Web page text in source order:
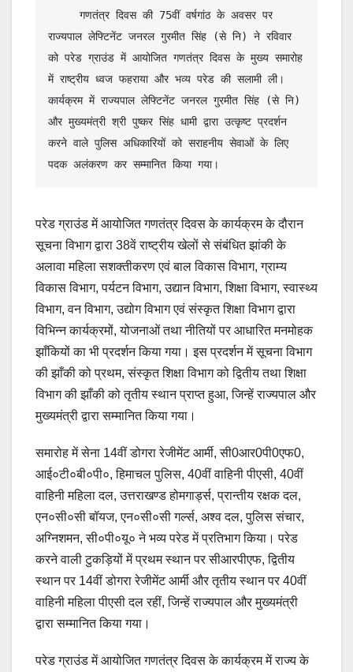
राज्यपाल लेफ्टिनेंट जनरल गुरमीत सिंह (से नि) ने रविवार
को परेड ग्राउंड में आयोजित गणतंत्र दिवस के मुख्य समारोह
में राष्ट्रीय ध्वज फहराया और भव्य परेड की सलामी ली।
कार्यक्रम में राज्यपाल लेफ्टिनेंट जनरल गुरमीत सिंह (से नि)
और मुख्यमंत्री श्री पुष्कर सिंह धामी द्वारा उत्कृष्ट प्रदर्शन
करने वाले पुलिस अधिकारियों को सराहनीय सेवाओं के लिए
पदक अलंकरण कर सम्मानित किया गया।
परेड ग्राउंड में आयोजित गणतंत्र दिवस के कार्यक्रम के दौरान
सूचना विभाग द्वारा 38वें राष्ट्रीय खेलों से संबंधित झांकी के
अलावा महिला सशक्तीकरण एवं बाल विकास विभाग, ग्राम्य
विकास विभाग, पर्यटन विभाग, उद्यान विभाग, शिक्षा विभाग, स्वास्थ्य
विभाग, वन विभाग, उद्योग विभाग एवं संस्कृत शिक्षा विभाग द्वारा
विभिन्न कार्यक्रमों, योजनाओं तथा नीतियों पर आधारित मनमोहक
झाँकियों का भी प्रदर्शन किया गया। इस प्रदर्शन में सूचना विभाग
की झाँकी को प्रथम, संस्कृत शिक्षा विभाग को द्वितीय तथा शिक्षा
विभाग की झाँकी को तृतीय स्थान प्राप्त हुआ, जिन्हें राज्यपाल और
मुख्यमंत्री द्वारा सम्मानित किया गया।
समारोह में सेना 14वीं डोगरा रेजीमेंट आर्मी, सी0आर0पी0एफ0,
आई०टी०बी०पी०, हिमाचल पुलिस, 40वीं वाहिनी पीएसी, 40वीं
वाहिनी महिला दल, उत्तराखण्ड होमगार्ड्स, प्रान्तीय रक्षक दल,
एन०सी०सी बॉयज, एन०सी०सी गर्ल्स, अश्व दल, पुलिस संचार,
अग्निशमन, सी०पी०यू० ने भव्य परेड में प्रतिभाग किया। परेड
करने वाली टुकड़ियों में प्रथम स्थान पर सीआरपीएफ, द्वितीय
स्थान पर 14वीं डोगरा रेजीमेंट आर्मी और तृतीय स्थान पर 40वीं
वाहिनी महिला पीएसी दल रहीं, जिन्हें राज्यपाल और मुख्यमंत्री
द्वारा सम्मानित किया गया।
परेड ग्राउंड में आयोजित गणतंत्र दिवस के कार्यक्रम में राज्य के